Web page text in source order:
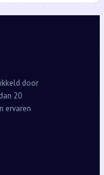
door
20
ervaren